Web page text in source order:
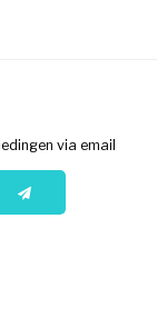
via email